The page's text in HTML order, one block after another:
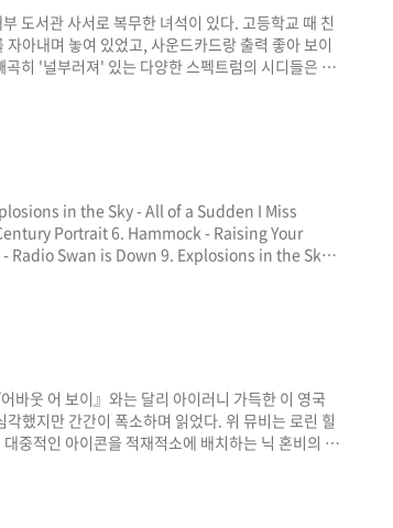
도서관 사서로 복무한 녀석이 있다. 고등학교 때 친
아내며 놓여 있었고, 사운드카드랑 출력 좋아 보이
히 '널부러져' 있는 다양한 스펙트럼의 시디들은 놀
슷할 정도로 마이너 씬에서 신천지를 헤매곤 했었
in the Sky - All of a Sudden I Miss
Portrait 6. Hammock - Raising Your
Radio Swan is Down 9. Explosions in the Sky -
바웃 어 보이』와는 달리 아이러니 가득한 이 영국
했지만 간간이 폭소하며 읽었다. 위 뮤비는 로린 힐
중적인 아이콘을 적재적소에 배치하는 닉 혼비의 문